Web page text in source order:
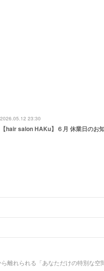
2026.05.12 23:30
【hair salon HAKu】６月 休業日のお
離れられる「あなただけの特別な